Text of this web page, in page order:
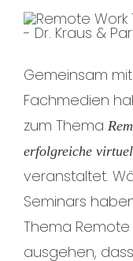
Gemeinsam
Fachmedien
zum Thema
erfolgreiche
veranstaltet.
Seminars
Thema
ausgehen,